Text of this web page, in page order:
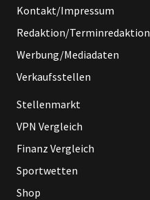
Kontakt/Impressum
Redaktion/Terminredaktion
Werbung/Mediadaten
Verkaufsstellen
Stellenmarkt
VPN Vergleich
Finanz Vergleich
Sportwetten
Shop